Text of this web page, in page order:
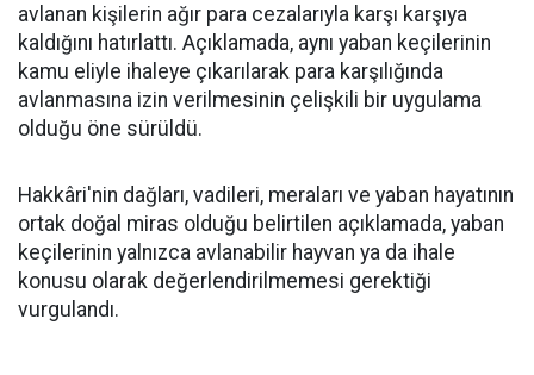
avlanan kişilerin ağır para cezalarıyla karşı karşıya
kaldığını hatırlattı. Açıklamada, aynı yaban keçilerinin
kamu eliyle ihaleye çıkarılarak para karşılığında
avlanmasına izin verilmesinin çelişkili bir uygulama
olduğu öne sürüldü.
Hakkâri'nin dağları, vadileri, meraları ve yaban hayatının
ortak doğal miras olduğu belirtilen açıklamada, yaban
keçilerinin yalnızca avlanabilir hayvan ya da ihale
konusu olarak değerlendirilmemesi gerektiği
vurgulandı.